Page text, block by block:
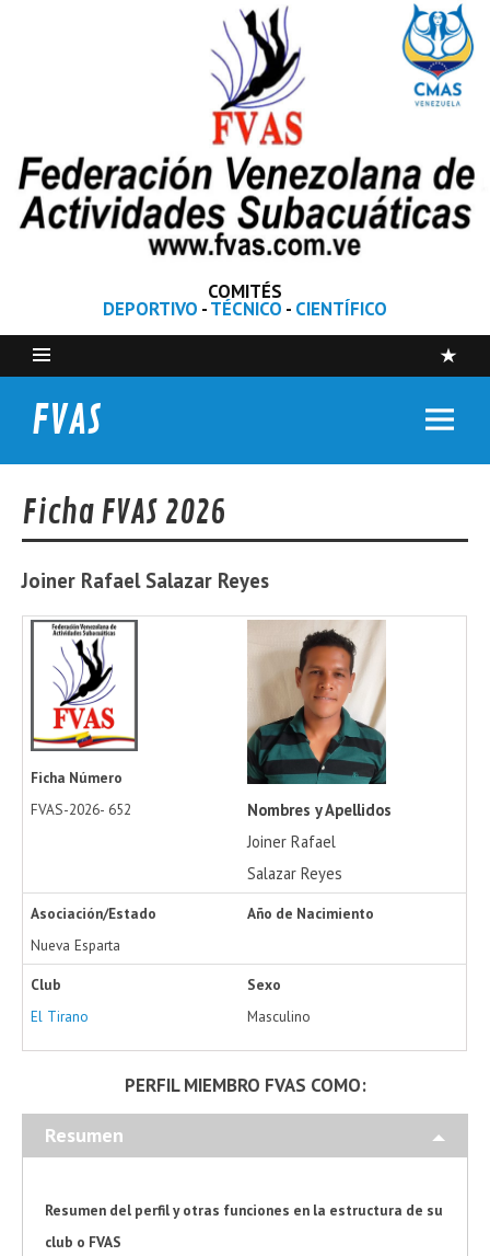
COMITÉS
DEPORTIVO -TÉCNICO - CIENTÍFICO
FVAS
Ficha FVAS 2026
Joiner Rafael Salazar Reyes
Ficha Número
FVAS-2026- 652
Nombres y Apellidos
Joiner Rafael
Salazar Reyes
Asociación/Estado
Nueva Esparta
Año de Nacimiento
Club
El Tirano
Sexo
Masculino
PERFIL MIEMBRO FVAS COMO:
Resumen
Resumen del perfil y otras funciones en la estructura de su
club o FVAS